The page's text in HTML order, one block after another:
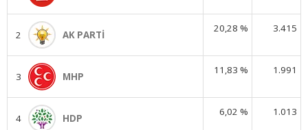
2 AK PARTİ
20,28 % 3.415
3 MHP
11,83 % 1.991
4 HDP
6,02 % 1.013